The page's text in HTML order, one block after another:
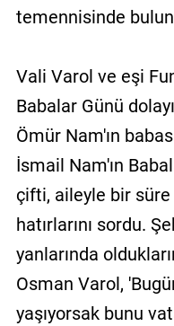
temennisinde
Vali Varol ve eşi
Babalar Günü
Ömür Nam'ın
İsmail Nam'ın
çifti, aileyle bir
hatırlarını sordu.
yanlarında
Osman Varol,
yaşıyorsak bunu